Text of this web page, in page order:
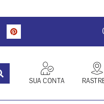
SUA CONTA